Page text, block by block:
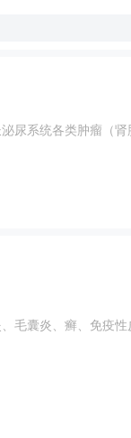
尿系统各类肿瘤（
毛囊炎、癣、免疫